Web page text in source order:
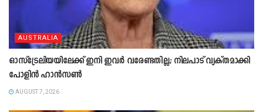
AUSTRALIA
ഓസ്‌ട്രേലിയയിലേക്ക് ഇനി ഇവർ വരേണ്ടതില്ല; നിലപാട് വ്യക്തമാക്കി
പോളിൻ ഹാൻസൺ
AUGUST 7, 2026